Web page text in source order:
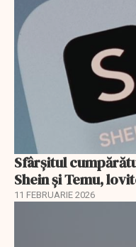
Sfârșitul
Shein și Temu,
11 FEBRUARIE 2026